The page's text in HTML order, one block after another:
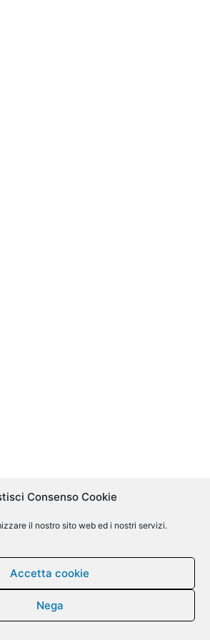
Consenso Cookie
il nostro sito web ed i nostri servizi.
Accetta cookie
Nega